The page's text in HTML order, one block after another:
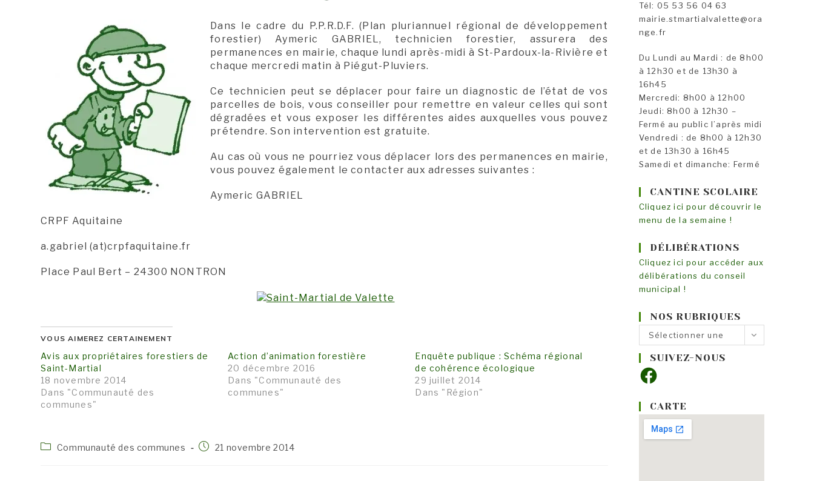
Dans le cadre du P.P.R.D.F. (Plan pluriannuel régional de développement
forestier) Aymeric GABRIEL, technicien forestier, assurera des
permanences en mairie, chaque lundi après-midi à St-Pardoux-la-Rivière et
chaque mercredi matin à Piégut-Pluviers.
Ce technicien peut se déplacer pour faire un diagnostic de l’état de vos
parcelles de bois, vous conseiller pour remettre en valeur celles qui sont
dégradées et vous exposer les différentes aides auxquelles vous pouvez
prétendre. Son intervention est gratuite.
Au cas où vous ne pourriez vous déplacer lors des permanences en mairie,
vous pouvez également le contacter aux adresses suivantes :
Aymeric GABRIEL
CRPF Aquitaine
a.gabriel (at)crpfaquitaine.fr
Place Paul Bert – 24300 NONTRON
VOUS AIMEREZ CERTAINEMENT
Avis aux propriétaires forestiers de
Saint-Martial
18 novembre 2014
Dans "Communauté des
communes"
Action d’animation forestière
20 décembre 2016
Dans "Communauté des
communes"
Enquête publique : Schéma régional
de cohérence écologique
29 juillet 2014
Dans "Région"
PostCommunauté des communes
Publication
21 novembre 2014
Tél: 05 53 56 04 63
mairie.stmartialvalette@ora
nge.fr
Du Lundi au Mardi : de 8h00
à 12h30 et de 13h30 à
16h45
Mercredi: 8h00 à 12h00
Jeudi: 8h00 à 12h30 –
Fermé au public l’après midi
Vendredi : de 8h00 à 12h30
et de 13h30 à 16h45
Samedi et dimanche: Fermé
CANTINE SCOLAIRE
Cliquez ici pour découvrir le
menu de la semaine !
DÉLIBÉRATIONS
Cliquez ici pour accéder aux
délibérations du conseil
municipal !
NOS RUBRIQUES
Nos
rubriques
Sélectionner une
catégorie
SUIVEZ-NOUS
Facebook
CARTE